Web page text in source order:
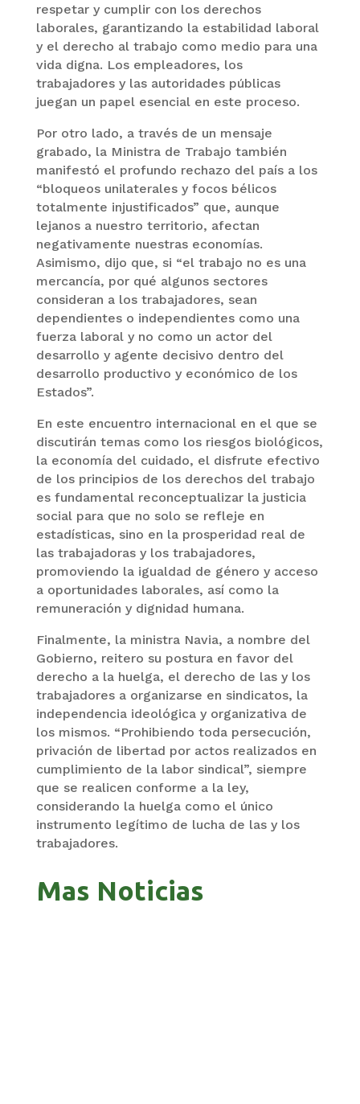
respetar y cumplir con los derechos
laborales, garantizando la estabilidad laboral
y el derecho al trabajo como medio para una
vida digna. Los empleadores, los
trabajadores y las autoridades públicas
juegan un papel esencial en este proceso.
Por otro lado, a través de un mensaje
grabado, la Ministra de Trabajo también
manifestó el profundo rechazo del país a los
“bloqueos unilaterales y focos bélicos
totalmente injustificados” que, aunque
lejanos a nuestro territorio, afectan
negativamente nuestras economías.
Asimismo, dijo que, si “el trabajo no es una
mercancía, por qué algunos sectores
consideran a los trabajadores, sean
dependientes o independientes como una
fuerza laboral y no como un actor del
desarrollo y agente decisivo dentro del
desarrollo productivo y económico de los
Estados”.
En este encuentro internacional en el que se
discutirán temas como los riesgos biológicos,
la economía del cuidado, el disfrute efectivo
de los principios de los derechos del trabajo
es fundamental reconceptualizar la justicia
social para que no solo se refleje en
estadísticas, sino en la prosperidad real de
las trabajadoras y los trabajadores,
promoviendo la igualdad de género y acceso
a oportunidades laborales, así como la
remuneración y dignidad humana.
Finalmente, la ministra Navia, a nombre del
Gobierno, reitero su postura en favor del
derecho a la huelga, el derecho de las y los
trabajadores a organizarse en sindicatos, la
independencia ideológica y organizativa de
los mismos. “Prohibiendo toda persecución,
privación de libertad por actos realizados en
cumplimiento de la labor sindical”, siempre
que se realicen conforme a la ley,
considerando la huelga como el único
instrumento legítimo de lucha de las y los
trabajadores.
Mas Noticias